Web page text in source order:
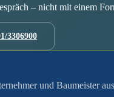
– nicht mit einem
3306900
und Baumeister